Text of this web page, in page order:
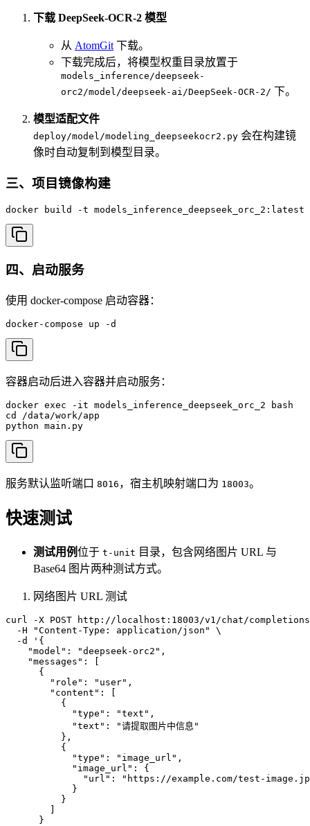
下载 DeepSeek-OCR-2 模型
从 AtomGit 下载。
下载完成后，将模型权重目录放置于
models_inference/deepseek-
orc2/model/deepseek-ai/DeepSeek-OCR-2/ 下。
模型适配文件
deploy/model/modeling_deepseekocr2.py 会在构建镜
像时自动复制到模型目录。
三、项目镜像构建
docker build -t
四、启动服务
使用 docker-compose 启动容器：
docker-compose up -d
容器启动后进入容器并启动服务：
docker exec -it models_inference_deepseek_orc_2 bash
cd /data/work/app
python main.py
服务默认监听端口 8016 ，宿主机映射端口为 18003。
快速测试
测试用例位于 t-unit 目录，包含网络图片 URL 与
Base64 图片两种测试方式。
网络图片 URL 测试
curl -X POST http://localhost:18003/v1/chat/
  -H "Content-Type: application/json" \
  -d '{
    "model": "deepseek-orc2",
    "messages": [
      {
        "role": "user",
        "content": [
          {
            "type": "text",
            "text": "请提取图片中信息"
          },
          {
            "type": "image_url",
            "image_url": {
"url": "https://example.com/test-
            }
          }
      }